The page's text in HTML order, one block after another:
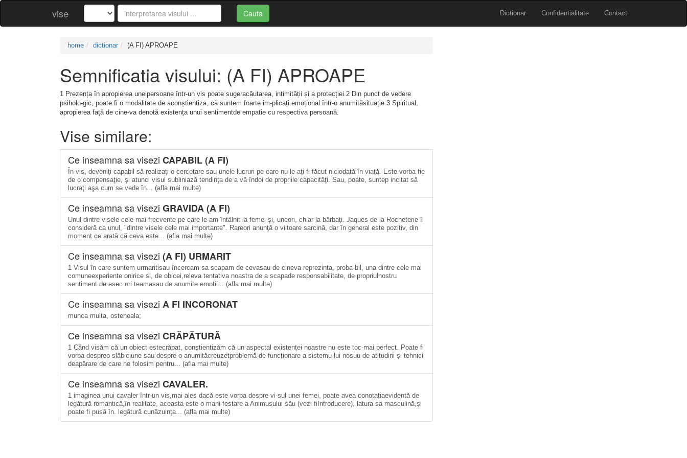
vise Dictionar Confidentialitate Contact
Cauta
home dictionar (A FI) APROAPE
Semnificatia visului: (A FI) APROAPE
1 Prezența în apropierea uneipersoane într-un vis poate sugeracăutarea, intimității și a protecției.2 Din punct de vedere
psiholo-gic, poate fi o modalitate de aconștientiza, că suntem foarte im-plicați emoțional într-o anumităsituație.3 Spiritual,
apropierea față de cine-va denotă existența unui sentimentde empatie cu respectiva persoană.
Vise similare:
Ce inseamna sa visezi CAPABIL (A FI)
În vis, deveniţi capabil să realizaţi o cercetare sau unele lucruri pe care nu le-aţi fi făcut niciodată în viaţă. Este vorba fie
de o compensaţie, şi atunci visul subliniază tendinţa de a vă îndoi de propriile capacităţi. Sau, poate, suntep incitat să
lucraţi aşa cum se vede în... (afla mai multe)
Ce inseamna sa visezi GRAVIDA (A FI)
Unul dintre visele cele mai frecvente pe care le-am întâlnit la femei şi, uneori, chiar la bărbaţi. Jaques de la Rocheterie îl
consideră ca unul, "dintre visele cele mai importante". Rareori anunţă o viitoare sarcină, dar în general este pozitiv, din
moment ce arată că ceva este... (afla mai multe)
Ce inseamna sa visezi (A FI) URMARIT
1 Visul în care suntem urmaritisau încercam sa scapam de cevasau de cineva reprezinta, proba-bil, una dintre cele mai
comuneexperiente onirice si, de obicei,releva tentativa noastra de a scapade responsabilitate, de propriulnostru
sentiment de esec ori teamasau de anumite emotii... (afla mai multe)
Ce inseamna sa visezi A FI INCORONAT
munca multa, osteneala;
Ce inseamna sa visezi CRĂPĂTURĂ
1 Când visăm că un obiect estecrăpat, conștientizăm că un aspectal existenței noastre nu este toc-mai perfect. Poate fi
vorba despreo slăbiciune sau despre o anumităcreuzetproblemă de funcționare a sistemu-lui nosuu de atitudini și tehnici
deapărare de care ne folosim pentru... (afla mai multe)
Ce inseamna sa visezi CAVALER.
1 imaginea unui cavaler într-un vis,mai ales dacă este vorba despre vi-sul unei femei, poate avea conotațiaevidentă de
legătură romantică,în realitate, aceasta este o mani-festare a Animusului său (vezi fiIntroducere), latura sa masculină,și
poate fi pusă în. legătură cunăzuința... (afla mai multe)